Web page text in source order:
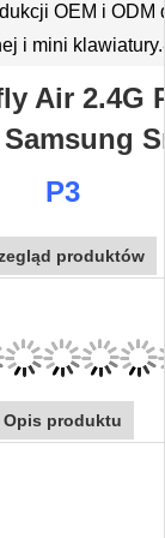
OEM i ODM
i mini klawiatury.
Air 2.4G
P3
produktów
Opis produktu